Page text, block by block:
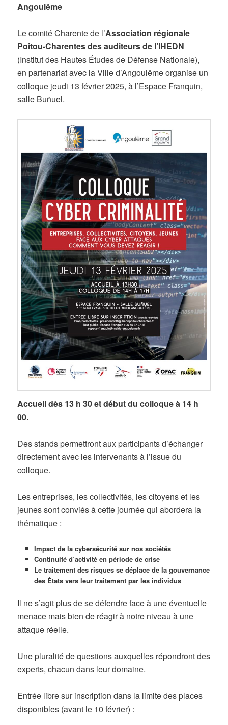
Angoulême
Le comité Charente de l’Association régionale
Poitou-Charentes des auditeurs de l’IHEDN
(Institut des Hautes Études de Défense Nationale),
en partenariat avec la Ville d’Angoulême organise un
colloque jeudi 13 février 2025, à l’Espace Franquin,
salle Buñuel.
Accueil dès 13 h 30 et début du colloque à 14 h
00.
Des stands permettront aux participants d’échanger
directement avec les intervenants à l’issue du
colloque.
Les entreprises, les collectivités, les citoyens et les
jeunes sont conviés à cette journée qui abordera la
thématique :
Impact de la cybersécurité sur nos sociétés
Continuité d’activité en période de crise
Le traitement des risques se déplace de la gouvernance
des États vers leur traitement par les individus
Il ne s’agit plus de se défendre face à une éventuelle
menace mais bien de réagir à notre niveau à une
attaque réelle.
Une pluralité de questions auxquelles répondront des
experts, chacun dans leur domaine.
Entrée libre sur inscription dans la limite des places
disponibles (avant le 10 février) :